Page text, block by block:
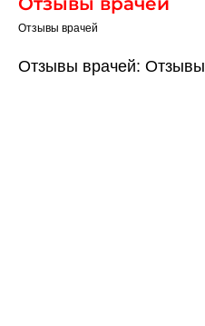
Отзывы врачей
Отзывы врачей: Отзывы